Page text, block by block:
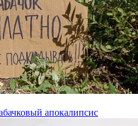
апокалипсис